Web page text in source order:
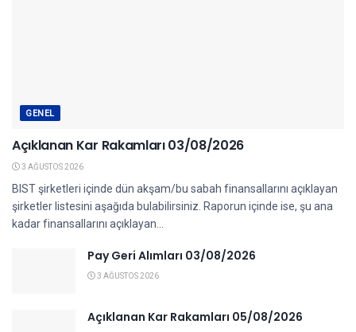
GENEL
Açıklanan Kar Rakamları 03/08/2026
3 AĞUSTOS 2026
BIST şirketleri içinde dün akşam/bu sabah finansallarını açıklayan
şirketler listesini aşağıda bulabilirsiniz. Raporun içinde ise, şu ana
kadar finansallarını açıklayan...
Pay Geri Alımları 03/08/2026
3 AĞUSTOS 2026
Açıklanan Kar Rakamları 05/08/2026